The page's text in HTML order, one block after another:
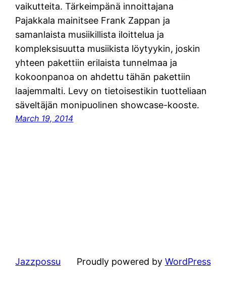
vaikutteita. Tärkeimpänä innoittajana
Pajakkala mainitsee Frank Zappan ja
samanlaista musiikillista iloittelua ja
kompleksisuutta musiikista löytyykin, joskin
yhteen pakettiin erilaista tunnelmaa ja
kokoonpanoa on ahdettu tähän pakettiin
laajemmalti. Levy on tietoisestikin tuotteliaan
säveltäjän monipuolinen showcase-kooste.
March 19, 2014
Jazzpossu Proudly powered by WordPress